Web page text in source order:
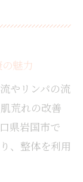
魅力
やリンパの流
荒れの改善
県岩国市で
、整体を利用